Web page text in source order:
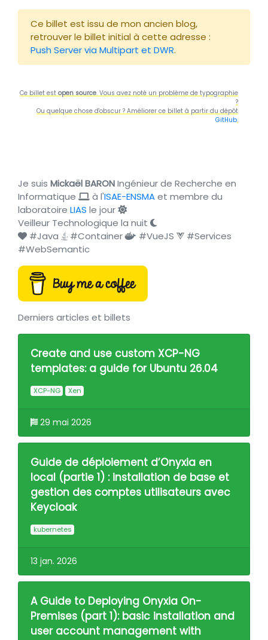
Ce billet est issu de mon ancien blog,
retrouver le billet initial à cette adresse :
Push Server via Multipart et DWR.
Ce billet est open source. Vous avez noté un problème de typographie
?
Ou quelque chose d'obscur ? Améliorer ce billet à partir du dépôt
GitHub.
Je suis Mickaël BARONIngénieur de Recherche en
Informatique
à l'ISAE-ENSMAet membre du
laboratoire LIAS le jour
Veilleur Technologique la nuit
#Java
#Container #VueJS
#Services
#WebSemantic
Derniers articles et billets
Create and use custom XCP-NG
templates: a guide for Ubuntu 26.04
XCP-NG Xen
29 mai 2026
Guide de déploiement d’Onyxia en
local (partie 1) : installation de base et
gestion des comptes utilisateurs avec
Keycloak
kubernetes
13 jan. 2026
A Guide to Deploying Onyxia On-
Premises (part 1): basic installation and
user account management with